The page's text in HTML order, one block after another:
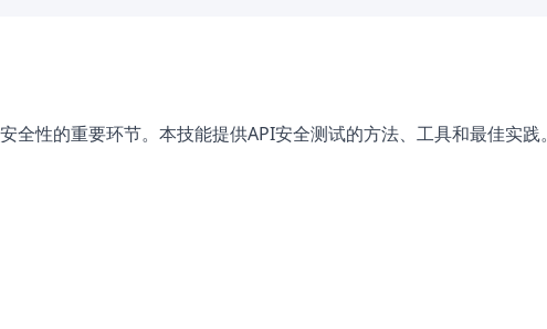
全性的重要环节。本技能提供API安全测试的方法、工具和最佳实践。